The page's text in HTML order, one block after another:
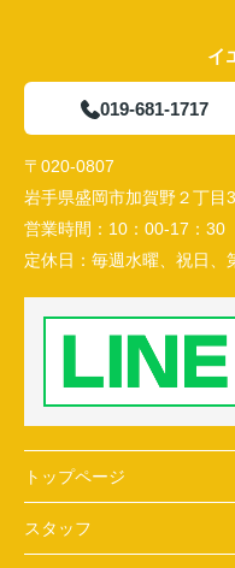
イ
019-681-1717
〒020-0807
岩手県盛岡市加賀野２丁目
営業時間： 10：00-17：30
定休日： 毎週水曜、祝日、
トップページ
スタッフ